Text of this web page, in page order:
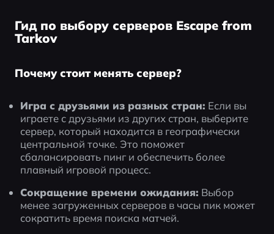
Гид по выбору серверов Escape from
Tarkov
Почему стоит менять сервер?
Игра с друзьями из разных стран: Если вы
играете с друзьями из других стран, выберите
сервер, который находится в географически
центральной точке. Это поможет
сбалансировать пинг и обеспечить более
плавный игровой процесс.
Сокращение времени ожидания: Выбор
менее загруженных серверов в часы пик может
сократить время поиска матчей.